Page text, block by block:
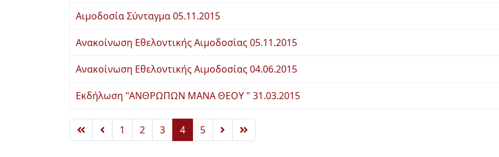
Αιμοδοσία Σύνταγμα 05.11.2015
Ανακοίνωση Εθελοντικής Αιμοδοσίας 05.11.2015
Ανακοίνωση Εθελοντικής Αιμοδοσίας 04.06.2015
Εκδήλωση "ΑΝΘΡΩΠΩΝ ΜΑΝΑ ΘΕΟΥ " 31.03.2015
1 2 3 4 5